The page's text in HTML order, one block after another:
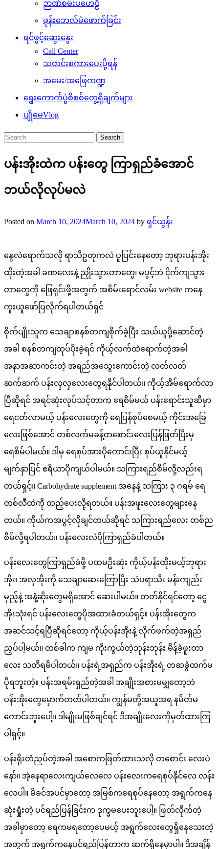
ဉာဏ်စမ်းပဟေဠိ
ဖုန်းဘေလ်မဲဖောက်ခြင်း
ရင်ဖွင့်ဆွေးနွေး
Call Center
သတင်းစကားပေးပို့ရန်
အမေး/အဖြေကဏ္ဍ
ရွေးကောက်ပွဲစိစစ်တွေ့ရှိချက်များ
ပျိုမေVlog
Search
for:
ပန်းအိုးထဲက ပန်းတွေ ကြာရှည်ခံအောင်
ဘယ်လိုလုပ်မလဲ
Posted on March 10, 2024March 10, 2024 by ရှင်ယွန်း
နွေလဲရောက်သလို ရာသီဥတုကလဲ ပူပြင်းနေတော့ ဘုရားပန်းအိုး
ထိုးတဲ့အခါ ခဏလေးနဲ့ ညှိုးသွားတာတွေ၊ မပွင့်ဘဲ ငိုက်ကျသွား
တာတွေကို ဖြေရှင်းဖို့အတွက် အစိမ်းရောင်လမ်း website ကနေ
ကူးယူဖော်ပြလိုက်ရပါတယ်ရှင်
စိုက်ပျိုးသူက သေချာစနစ်တကျစိုက်ခဲ့ပြီး သယ်ယူပို့ဆောင်တဲ့
အခါ စနစ်တကျထုပ်ပိုးခဲ့ရင် ကိုယ့်လက်ထဲရောက်တဲ့အခါ
အနာအဆာကင်းတဲ့ အရည်အသွေးကောင်းတဲ့ လတ်လတ်
ဆက်ဆက် ပန်းလှလှလေးတွေရနိုင်ပါတယ်။ ကိုယ့်အိမ်ရောက်လာ
ပြီဆိုရင် အရင်ဆုံးလုပ်သင့်တာက ရေစိမ်မယ် ပန်းရောင်းသူဆီမှာ
ရေငတ်လာမယ့် ပန်းလေးတွေကို ရေပြန်စုပ်စေမယ့် ကိုင်းအခြေ
လေးဖြစ်အောင် တစ်လက်မခန့်တစောင်းလေးပြန်ဖြတ်ပြီးမှ
ရေစိမ်ပါမယ်။ ဒါမှ ရေစုပ်အားပိုကောင်းပြီး စုပ်ယူနိုင်မယ့်
မျက်နှာပြင် ဧရိယာပိုကျယ်ပါမယ်။ သကြားရည်စိမ်လို့လည်းရ
တယ်ရှင့်။ Carbohydrate supplement အနေနဲ့ သကြား ၃ ဂရမ် ရေ
တစ်လီထဲကို ထည့်ပေးလို့ရတယ်။ ပန်းအဖူးလေးတွေများနေ
တယ်။ ကိုယ်ကအပွင့်လိုချင်တယ်ဆိုရင် သကြားရည်လေး တစ်ည
စိမ်လို့ရပါတယ်။ ပန်းလေးလဲပိုကြာရှည်ခံပါတယ်။
ပန်းလေးတွေကြာရှည်ခံဖို့ ပထမဦးဆုံး ကိုယ့်ပန်းထိုးမယ့်ဘုရား
အိုး၊ အလှအိုးကို သေချာဆေးကြောပြီး သံပရာသီး မန်းကျည်း
မှည့်နဲ့ အနံ့ဆိုးတွေမရှိအောင် ဆေးပါမယ်။ တတ်နိုင်ရင်တော့ ငွေ
အိုးသုံးရင် ပန်းလေးတွေပိုအထားခံတယ်ရှင့်။ ပန်းအိုးတွေက
အဆင်သင့်ရပြီဆိုရင်တော့ ကိုယ့်ပန်းအိုးနဲ့ လိုက်ဖက်တဲ့အရှည်
ညှပ်ပါ့မယ်။ တစ်ခါက ကျမ ကိုးကွယ်တဲ့ဘုန်းဘုန်း မိန့်ခဲ့ဖူးတာ
လေး သတိရမိပါတယ်။ ပန်းရဲ့အရှည်က ပန်းအိုးရဲ့ တဆခွဲထက်မ
ပိုရဘူးတဲ့။ ပန်းအရမ်းရှည်တဲ့အခါ အချိုးအစားမမျှတော့ဘဲ
ပန်းအိုးတွေမှောက်တတ်ပါတယ်။ ကျွန်မတို့အယူအရ နမိတ်မ
ကောင်းဘူးပေါ့။ ဒါမျိုးမဖြစ်ချင်ရင် ဒီအချိုးလေးကိုမှတ်ထားကြ
ပါရှင့်။
ပန်းရိုးတံညှပ်တဲ့အခါ အစောကဖြတ်ထားသလို တစောင်း လေးပဲ
နော်။ အဲ့နေရာလေးကျယ်လေလေ ပန်းလေးကရေစုပ်နိုင်လေ လန်း
လေပါ။ မိခင်အပင်မှာတော့ အမြစ်ကရေစုပ်နေတော့ အရွက်ကနေ
ဆုံးရှုံးတဲ့ ပင်ရည်ပြန်ခြင်းက ဒုက္ခမပေးဘူးပေါ့။ ဖြတ်လိုက်တဲ့
အခါမှာတော့ ရေကမရတော့ပေမယ့် အရွက်လေးတွေရှိနေသေးတဲ့
အတွက် အရွက်ကနေပင်ရည်ပြန်တာက ဆက်ရှိနေမှာပါ။ ဒီအချိန်